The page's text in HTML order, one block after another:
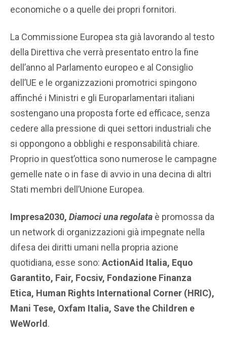
economiche o a quelle dei propri fornitori.
La Commissione Europea sta già lavorando al testo
della Direttiva che verrà presentato entro la fine
dell’anno al Parlamento europeo e al Consiglio
dell’UE e le organizzazioni promotrici spingono
affinché i Ministri e gli Europarlamentari italiani
sostengano una proposta forte ed efficace, senza
cedere alla pressione di quei settori industriali che
si oppongono a obblighi e responsabilità chiare.
Proprio in quest’ottica sono numerose le campagne
gemelle nate o in fase di avvio in una decina di altri
Stati membri dell’Unione Europea.
Impresa2030, Diamoci una regolata è promossa da
un network di organizzazioni già impegnate nella
difesa dei diritti umani nella propria azione
quotidiana, esse sono: ActionAid Italia, Equo
Garantito, Fair, Focsiv, Fondazione Finanza
Etica, Human Rights International Corner (HRIC),
Mani Tese, Oxfam Italia, Save the Children e
WeWorld.